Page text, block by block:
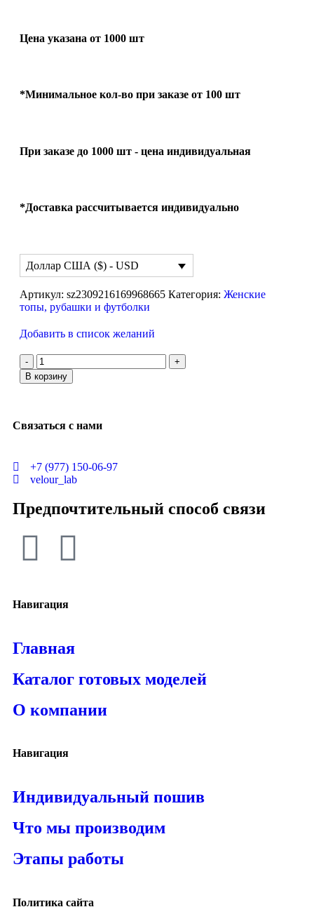
Цена указана от 1000 шт
*Минимальное кол-во при заказе от 100 шт
При заказе до 1000 шт - цена индивидуальная
*Доставка рассчитывается индивидуально
Доллар США ($) - USD
Артикул: sz2309216169968665 Категория: Женские
топы, рубашки и футболки
Добавить в список желаний
В корзину
Связаться с нами
+7 (977) 150-06-97
velour_lab
Предпочтительный способ связи
Навигация
Главная
Каталог готовых моделей
О компании
Навигация
Индивидуальный пошив
Что мы производим
Этапы работы
Политика сайта